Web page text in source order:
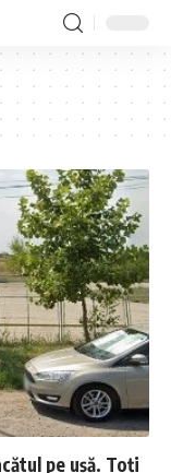
pe ușă. Toți